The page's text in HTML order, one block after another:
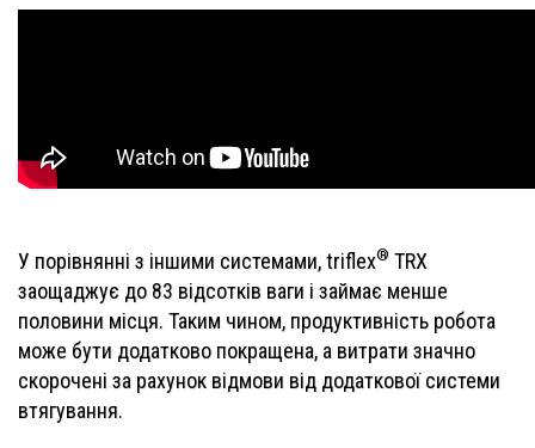
У порівнянні з іншими системами, triflex® TRX
заощаджує до 83 відсотків ваги і займає менше
половини місця. Таким чином, продуктивність робота
може бути додатково покращена, а витрати значно
скорочені за рахунок відмови від додаткової системи
втягування.